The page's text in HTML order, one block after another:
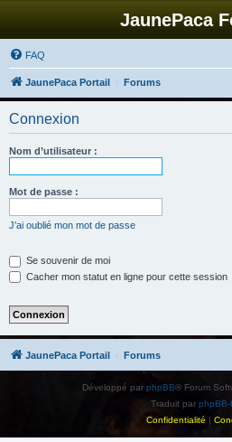
JaunePaca
FAQ
JaunePaca Portail Forums
Connexion
Nom d’utilisateur :
Mot de passe :
J’ai oublié mon mot de passe
Se souvenir de moi
Cacher mon statut en ligne pour cette session
JaunePaca Portail Forums
Développé par phpBB® Forum
Traduit par phpBB-
Confidentialité |